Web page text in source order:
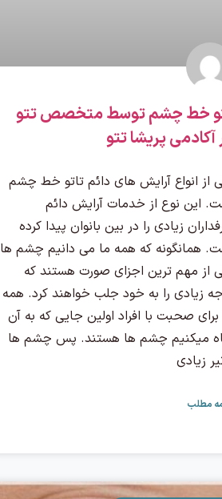
خط چشم توسط متخصص تتو
آکادمی پریشا تتو
از انواع آرایش های دائم تاتو خط چشم
این نوع از خدمات آرایش دائم
زیادی را در بین بانوان پیدا کرده
همانگونه که همه ما می دانیم چشم ها
از مهم ترین اجزای صورت هستند که
زیادی را به خود جلب خواهند کرد. همه
برای صحبت با افراد اولین جایی که به آن
میکنیم چشم ها هستند. پس چشم ها
زیادی
مطلب